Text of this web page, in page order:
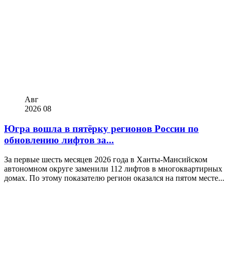
Авг
2026 08
Югра вошла в пятёрку регионов России по
обновлению лифтов за...
За первые шесть месяцев 2026 года в Ханты-Мансийском
автономном округе заменили 112 лифтов в многоквартирных
домах. По этому показателю регион оказался на пятом месте...